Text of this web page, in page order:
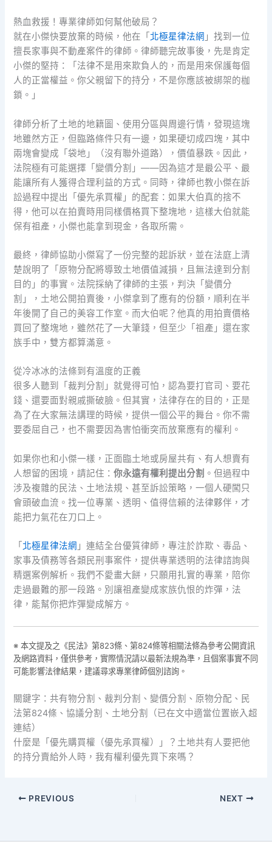
熱血救援！專業律師如何幫他破局？
就在小傑快要放棄的時候，他在「 北極星律法網 」找到一位
擅長家事與不動產案件的律師。律師聽完故事後，先是肯定
小傑的堅持：「法律不是用來欺負人的，而是用來保護每個
人的正當權益。你父親留下的持分，不是你應該被綁架的枷
鎖。」
律師分析了土地的地籍圖、使用分區與周邊行情，發現這塊
地雖然方正，但臨路條件只有一邊，如果硬切成四塊，其中
兩塊會變成「袋地」（沒有聯外道路），價值暴跌。因此，
法院極有可能選擇「變價分割」——因為這才是最公平、最
能讓所有人獲得合理利益的方式。同時，律師也教小傑在訴
訟過程中提出「優先承買權」的配套：如果大伯真的捨不
得，他可以在拍賣時用同樣價格買下整塊地，這樣大伯就能
保有祖產，小傑也能拿到現金，各取所需。
最終，律師協助小傑寫了一份完整的起訴狀，並在法庭上清
楚說明了「原物分配將導致土地價值減損，且無法達到分割
目的」的事實。法院採納了律師的主張，判決「變價分
割」，土地公開拍賣後，小傑拿到了應有的份額，順利在半
年後開了自己的美容工作室。而大伯呢？他真的用拍賣價格
買回了整塊地，雖然花了一大筆錢，但至少「祖產」還在家
族手中，雙方都算滿意。
從冷冰冰的法條到有溫度的正義
很多人聽到「裁判分割」就覺得可怕，認為要打官司、要花
錢、還要面對親戚撕破臉。但其實，法律存在的目的，正是
為了在大家無法講理的時候，提供一個公平的舞台。你不需
要委屈自己，也不需要因為害怕衝突而放棄應有的權利。
如果你也和小傑一樣，正面臨土地或房屋共有、有人想賣有
人想留的困境，請記住：你永遠有權利提出分割 。但過程中
涉及複雜的民法、土地法規、甚至訴訟策略，一個人硬闖只
會頭破血流。找一位專業、透明、值得信賴的法律夥伴，才
能把力氣花在刀口上。
「 北極星律法網 」連結全台優質律師，專注於詐欺、毒品、
家事及債務等各類民刑事案件，提供專業透明的法律諮詢與
精選案例解析。我們不愛畫大餅，只願用扎實的專業，陪你
走過最難的那一段路。別讓祖產變成家族仇恨的炸彈，法
律，能幫你把炸彈變成解方。
※ 本文提及之《民法》第823條、第824條等相關法條為參考公開資訊
及網路資料，僅供參考，實際情況請以最新法規為準，且個案事實不同
可能影響法律結果，建議尋求專業律師個別諮詢。
關鍵字：共有物分割、裁判分割、變價分割、原物分配、民
法第824條、協議分割、土地分割（已在文中適當位置嵌入超
連結）
什麼是「優先購買權（優先承買權）」？土地共有人要把他
的持分賣給外人時，我有權利優先買下來嗎？
PREVIOUS NEXT